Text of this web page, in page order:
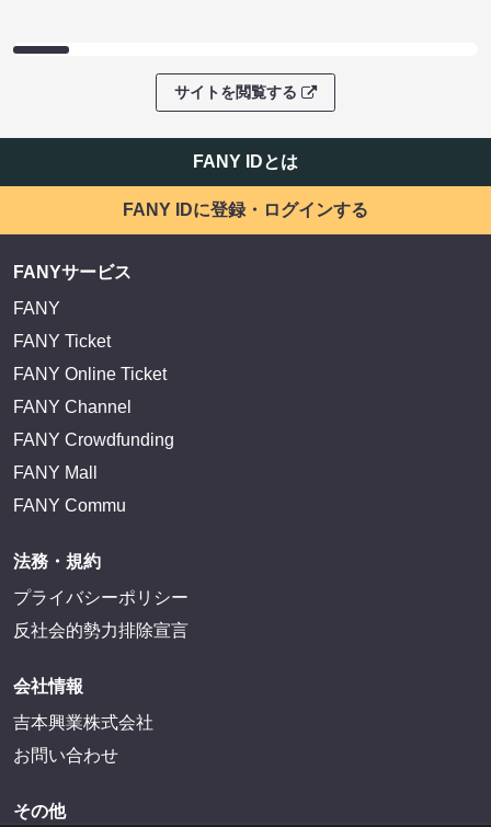
サイトを閲覧する
FANY IDとは
FANY IDに登録・ログインする
FANYサービス
FANY
FANY Ticket
FANY Online Ticket
FANY Channel
FANY Crowdfunding
FANY Mall
FANY Commu
法務・規約
プライバシーポリシー
反社会的勢力排除宣言
会社情報
吉本興業株式会社
お問い合わせ
その他